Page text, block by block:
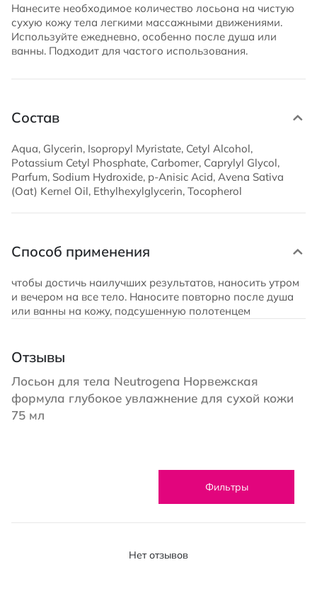
Нанесите необходимое количество лосьона на чистую
сухую кожу тела легкими массажными движениями.
Используйте ежедневно, особенно после душа или
ванны. Подходит для частого использования.
Состав
Aqua, Glycerin, Isopropyl Myristate, Cetyl Alcohol,
Potassium Cetyl Phosphate, Carbomer, Caprylyl Glycol,
Parfum, Sodium Hydroxide, p-Anisic Acid, Avena Sativa
(Oat) Kernel Oil, Ethylhexylglycerin, Tocopherol
Способ применения
чтобы достичь наилучших результатов, наносить утром
и вечером на все тело. Наносите повторно после душа
или ванны на кожу, подсушенную полотенцем
Отзывы
Лосьон для тела Neutrogena Норвежская
формула глубокое увлажнение для сухой кожи
75 мл
Фильтры
Нет отзывов